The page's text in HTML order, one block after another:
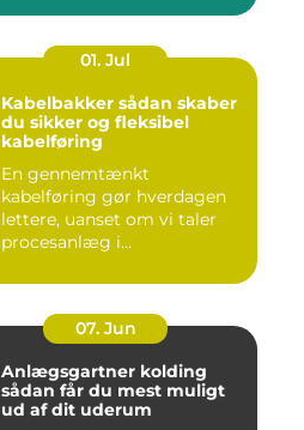
01. Jul
Kabelbakker sådan skaber
du sikker og fleksibel
kabelføring
En gennemtænkt
kabelføring gør hverdagen
lettere, uanset om vi taler
procesanlæg i
07. Jun
Anlægsgartner kolding
sådan får du mest muligt
ud af dit uderum